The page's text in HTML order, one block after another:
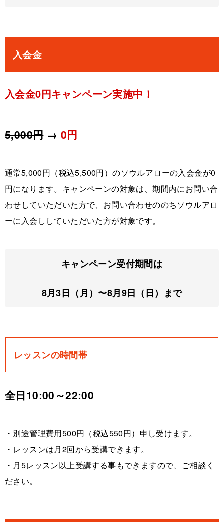
入会金
入会金0円キャンペーン実施中！
5,000円→ 0円
通常5,000円（税込5,500円）のソウルアローの入会金が0
円になります。キャンペーンの対象は、期間内にお問い合
わせしていただいた方で、お問い合わせののちソウルアロ
ーに入会ししていただいた方が対象です。
キャンペーン受付期間は
8月3日（月）〜8月9日（日）まで
レッスンの時間帯
全日10:00～22:00
・別途管理費用500円（税込550円）申し受けます。
・レッスンは月2回から受講できます。
・月5レッスン以上受講する事もできますので、ご相談く
ださい。